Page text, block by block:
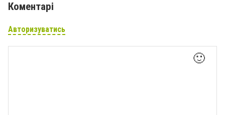
Коментарі
Авторизуватись
🙂